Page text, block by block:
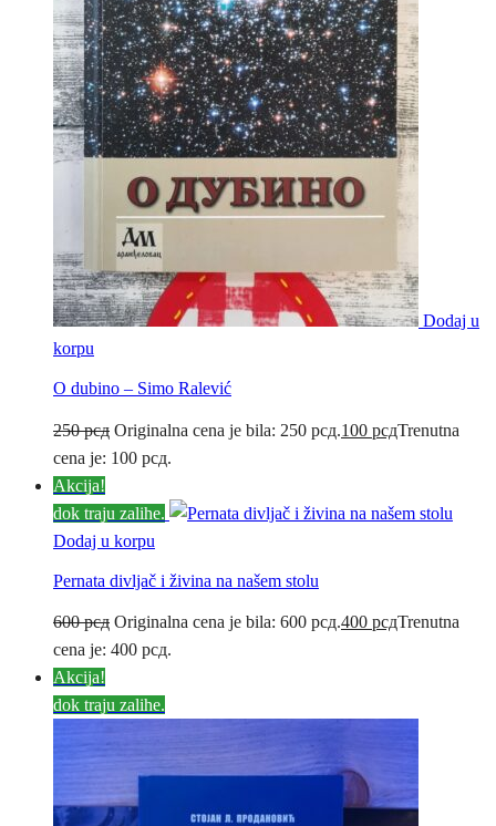
Dodaj u
korpu
O dubino – Simo Ralević
250рсд Originalna cena je bila: 250 рсд.100 рсдTrenutna
cena je: 100 рсд.
Akcija!
dok traju zalihe.
Dodaj u korpu
Pernata divljač i živina na našem stolu
600рсд Originalna cena je bila: 600 рсд.400 рсдTrenutna
cena je: 400 рсд.
Akcija!
dok traju zalihe.